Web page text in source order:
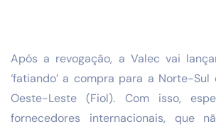
Após a revogação, a Valec vai
‘fatiando’ a compra para a Norte-
Oeste-Leste (Fiol). Com isso,
fornecedores internacionais, que